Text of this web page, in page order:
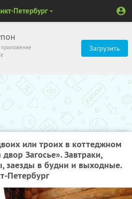
Загрузить
Петербург
или троих в коттеджном
Загосье». Завтраки,
заезды в будни и выходные.
Петербург